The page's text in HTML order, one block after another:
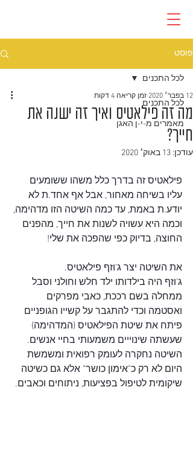
פוסט
לכל התכנים
מאמרים מ-י-ן האגן
לכל התכנים
מה זה פילאטיס ואיך זה ישנה את
חייך?
12 בפבר׳ 2020 זמן קריאה 4 דקות
עודכן: 13 באוק׳ 2020
פילאטיס זה בדרך כלל משהו ששומעים
עליו בשיחה מאחור, אבל אף אחד.ת לא
יודע.ת באמת, עד כמה השיטה הזו מדהימה,
וכמה היא עשויה לשנות את חייך, מהפנים
החוצה, בדיוק כפי שהפכה את שלי!
את השיטה יצר ג'וזף פילאטיס.
ג'וזף היה בילדותו ילד חלש וחולני וסבל
ממחלה בשם רככת, כאבי מפרקים
ואסטמה וכדי להתגבר על קשייו הגופניים
פיתח את שיטת הפילאטיס (המדהימה)
שעשתה שינוייים משמעותי בחיי אנשים.
השיטה נחקרה לעומק רפואית ומשמשת
היום לא רק כ"אימון כושר" אלא גם כשיטה
שיקומית לטיפול בפציעות, ניתוחים וכאבים.